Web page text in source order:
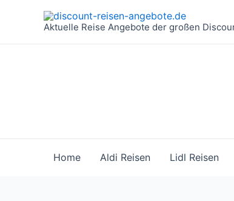
Aktuelle Reise Angebote der großen
Home Aldi Reisen Lidl Reisen